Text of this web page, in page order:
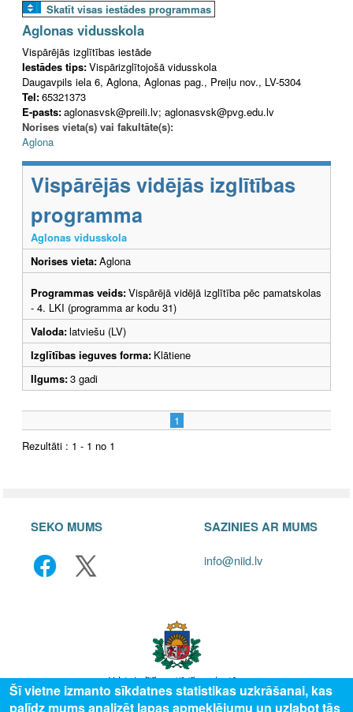
Skatīt visas iestādes programmas
Aglonas vidusskola
Vispārējās izglītības iestāde
Iestādes tips:Vispārizglītojošā vidusskola
Daugavpils iela 6, Aglona, Aglonas pag., Preiļu nov., LV-5304
Tel:65321373
E-pasts:aglonasvsk@preili.lv; aglonasvsk@pvg.edu.lv
Norises vieta(s) vai fakultāte(s):
Aglona
Vispārējās vidējās izglītības
programma
Aglonas vidusskola
Norises vieta:Aglona
Programmas veids:Vispārējā vidējā izglītība pēc pamatskolas
- 4. LKI (programma ar kodu 31)
Valoda:latviešu (LV)
Izglītības ieguves forma: Klātiene
Ilgums:3 gadi
1
Rezultāti : 1 - 1 no 1
SEKO MUMS SAZINIES AR MUMS
info@niid.lv
Šī vietne izmanto sīkdatnes statistikas uzkrāšanai, kas
palīdz mums analizēt lapas apmeklējumu un uzlabot tās